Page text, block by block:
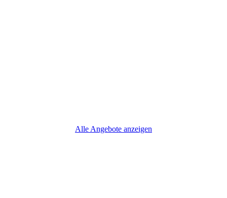
Alle Angebote anzeigen